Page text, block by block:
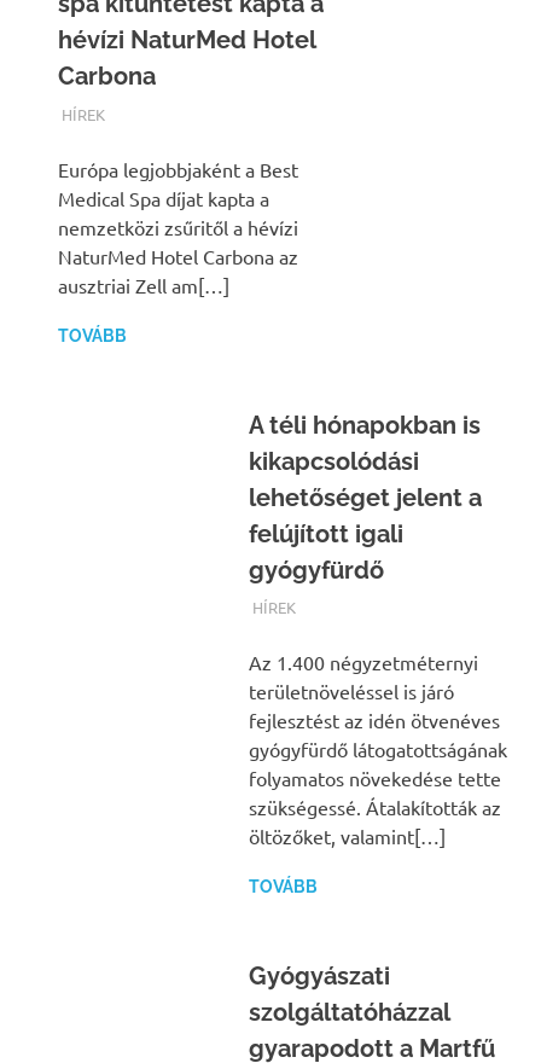
hévízi NaturMed Hotel
Carbona
TERMALFURDOK.COM
HÍREK
Európa legjobbjaként a Best
Medical Spa díjat kapta a
nemzetközi zsűritől a hévízi
NaturMed Hotel Carbona az
ausztriai Zell am[…]
TOVÁBB
A téli hónapokban is
kikapcsolódási
lehetőséget jelent a
felújított igali
gyógyfürdő
TERMALFURDOK.COM
HÍREK
Az 1.400 négyzetméternyi
területnöveléssel is járó
fejlesztést az idén ötvenéves
gyógyfürdő látogatottságának
folyamatos növekedése tette
szükségessé. Átalakították az
öltözőket, valamint[…]
TOVÁBB
Gyógyászati
szolgáltatóházzal
gyarapodott a Martfű